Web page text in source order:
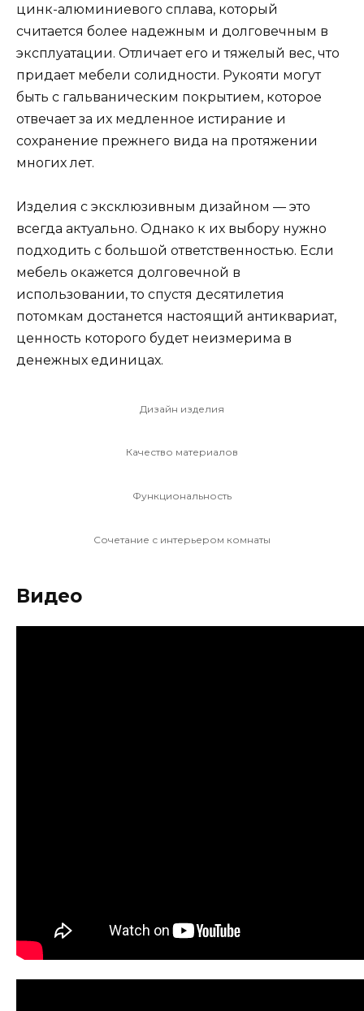
цинк-алюминиевого сплава, который
считается более надежным и долговечным в
эксплуатации. Отличает его и тяжелый вес, что
придает мебели солидности. Рукояти могут
быть с гальваническим покрытием, которое
отвечает за их медленное истирание и
сохранение прежнего вида на протяжении
многих лет.
Изделия с эксклюзивным дизайном — это
всегда актуально. Однако к их выбору нужно
подходить с большой ответственностью. Если
мебель окажется долговечной в
использовании, то спустя десятилетия
потомкам достанется настоящий антиквариат,
ценность которого будет неизмерима в
денежных единицах.
Дизайн изделия
Качество материалов
Функциональность
Сочетание с интерьером комнаты
Видео